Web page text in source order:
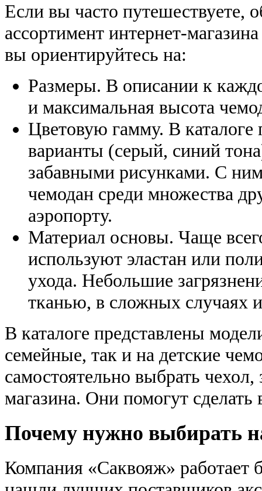
Если вы часто путешествуете,
ассортимент интернет-
вы ориентируйтесь на:
Размеры. В описании к
и максимальная высота
Цветовую гамму. В каталоге
варианты (серый, синий
забавными рисунками. С
чемодан среди множества
аэропорту.
Материал основы. Чаще
используют эластан или
ухода. Небольшие
тканью, в сложных случаях
В каталоге представлены
семейные, так и на детские
самостоятельно выбрать
магазина. Они помогут
Почему нужно выбирать
Компания «Саквояж» работает